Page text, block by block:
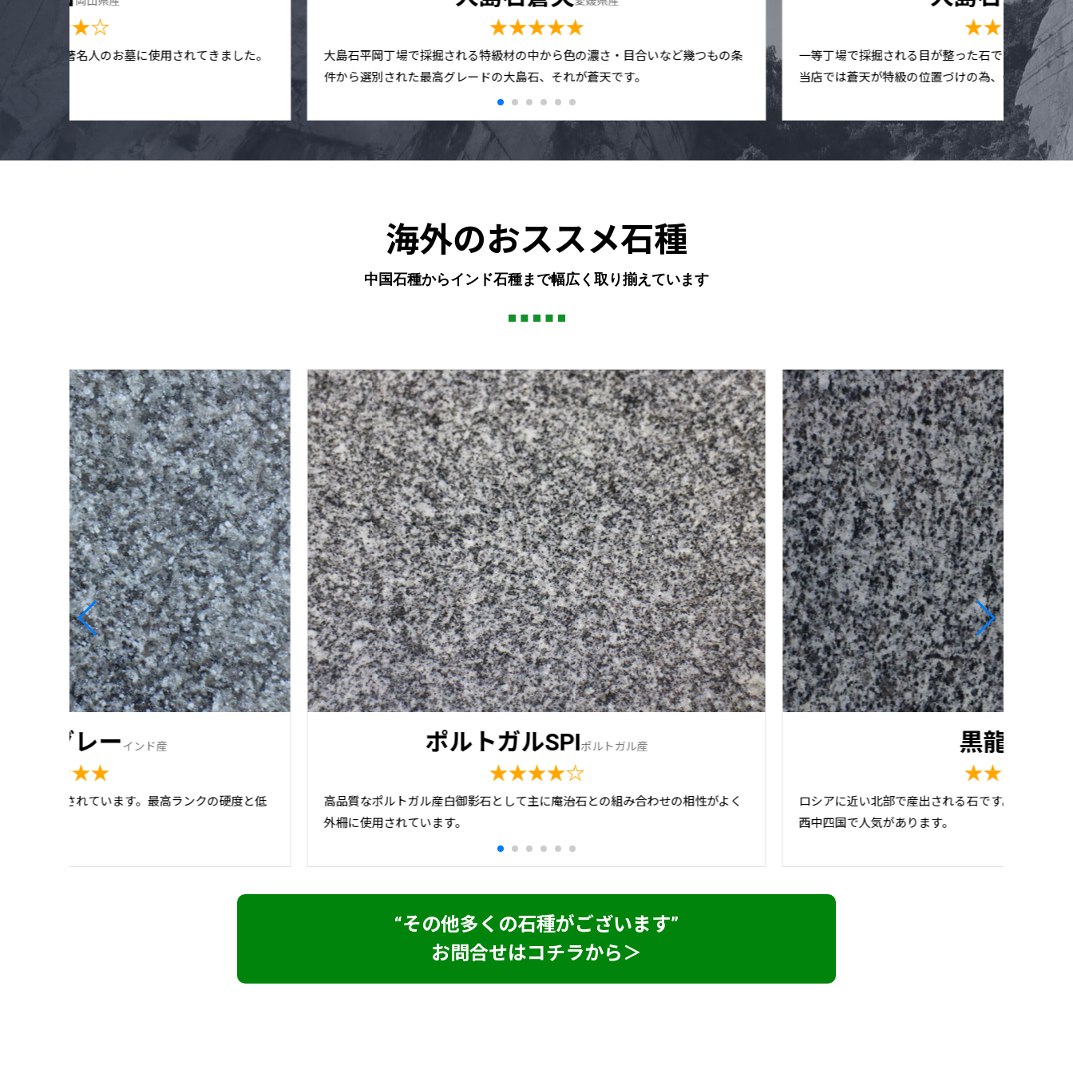
★★★★☆
数多くの著名人のお墓に使用されてきました。
★★★★★
大島石平岡丁場で採掘される特級材の中から色の濃さ・目合いなど幾つもの条
件から選別された最高グレードの大島石、それが蒼天です。
★★★★☆
一等丁場で採掘される目が整った石です。他店で
当店では蒼天が特級の位置づけの為、一等として
海外のおススメ石種
中国石種からインド石種まで幅広く取り揃えています
ングレーインド産
★★★★★
国で使用されています。最高ランクの硬度と低
ポルトガルSPIポルトガル産
★★★★☆
高品質なポルトガル産白御影石として主に庵治石との組み合わせの相性がよく
外柵に使用されています。
黒龍石
★★★★☆
ロシアに近い北部で産出される石です。大島石に
西中四国で人気があります。
“その他多くの石種がございます”
お問合せはコチラから＞